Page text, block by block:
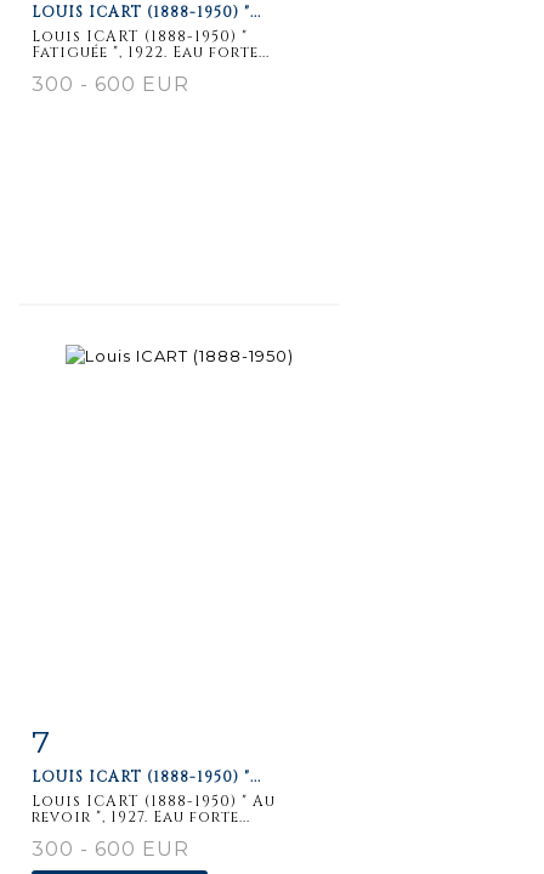
LOUIS ICART (1888-1950) "...
Louis ICART (1888-1950) "
Fatiguée ", 1922. Eau forte...
300 - 600 EUR
7
LOUIS ICART (1888-1950) "...
Louis ICART (1888-1950) " Au
revoir ", 1927. Eau forte...
300 - 600 EUR